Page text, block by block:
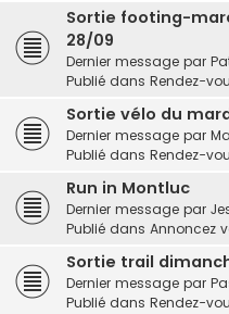
Sortie footing-
28/09
Dernier message par
Publié dans Rendez-
Sortie vélo du
Dernier message par
Publié dans Rendez-
Run in Montluc
Dernier message par
Publié dans Annoncez
Sortie trail
Dernier message par
Publié dans Rendez-